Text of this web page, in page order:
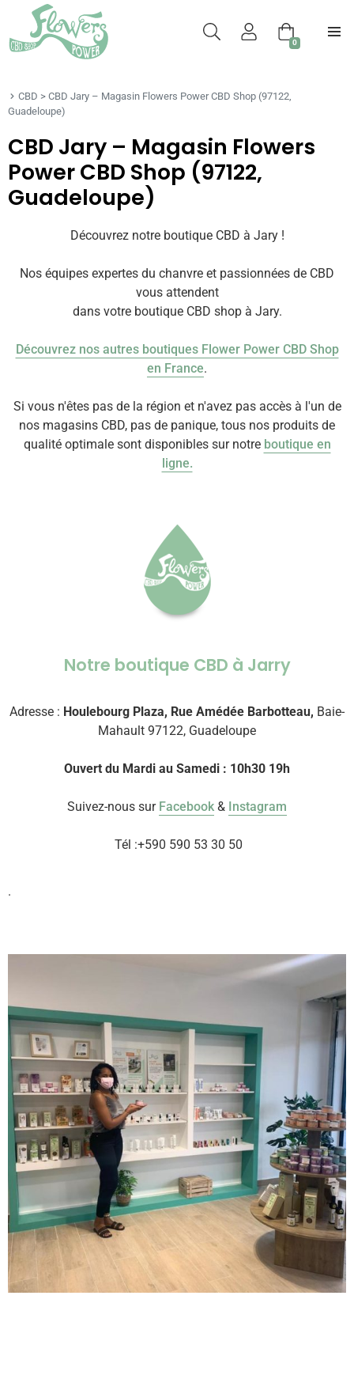
0
CBD > CBD Jary – Magasin Flowers Power CBD Shop (97122,
Guadeloupe)
CBD Jary – Magasin Flowers
Power CBD Shop (97122,
Guadeloupe)
Découvrez notre boutique CBD à Jary !
Nos équipes expertes du chanvre et passionnées de CBD
vous attendent
dans votre boutique CBD shop à Jary.
Découvrez nos autres boutiques Flower Power CBD Shop
en France.
Si vous n'êtes pas de la région et n'avez pas accès à l'un de
nos magasins CBD, pas de panique, tous nos produits de
qualité optimale sont disponibles sur notre boutique en
ligne.
Notre boutique CBD à Jarry
Adresse : Houlebourg Plaza, Rue Amédée Barbotteau, Baie-
Mahault 97122, Guadeloupe
Ouvert du Mardi au Samedi : 10h30 19h
Suivez-nous sur Facebook & Instagram
Tél :+590 590 53 30 50
.